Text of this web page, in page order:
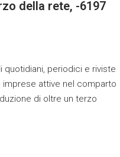
della rete, -6197
quotidiani, periodici e riviste
imprese attive nel comparto
di oltre un terzo